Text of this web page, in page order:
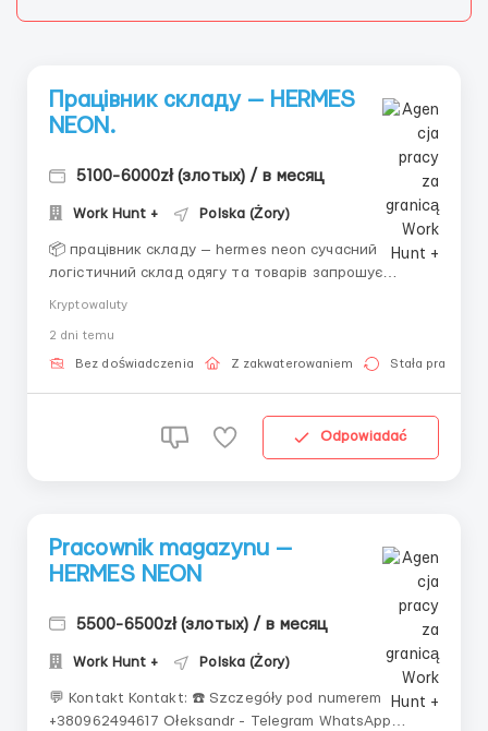
Працівник складу — HERMES
NEON.
5100-6000zł (злотых) / в месяц
Work Hunt + Polska (Żory)
📦 працівник складу — hermes neon сучасний
логістичний склад одягу та товарів запрошує
m. zielona góra) 🏠 проживання: m. żary та m. żagań 💰
заробітна плата • 25.44 p...
Kryptowaluty
2 dni temu
Bez doświadczenia Z zakwaterowaniem Stała praca
Odpowiadać
Pracownik magazynu —
HERMES NEON
5500-6500zł (злотых) / в месяц
Work Hunt + Polska (Żory)
💬 Kontakt Kontakt: ☎️ Szczegóły pod numerem
+380962494617 Ołeksandr - Telegram WhatsApp